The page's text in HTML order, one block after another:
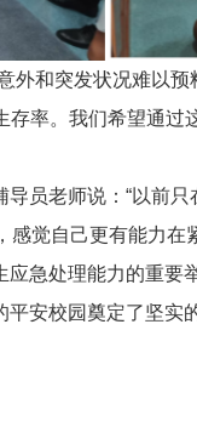
外和突发状况难以
存率。我们希望通
员老师说：“以前
觉自己更有能力
急处理能力的重
安校园奠定了坚实